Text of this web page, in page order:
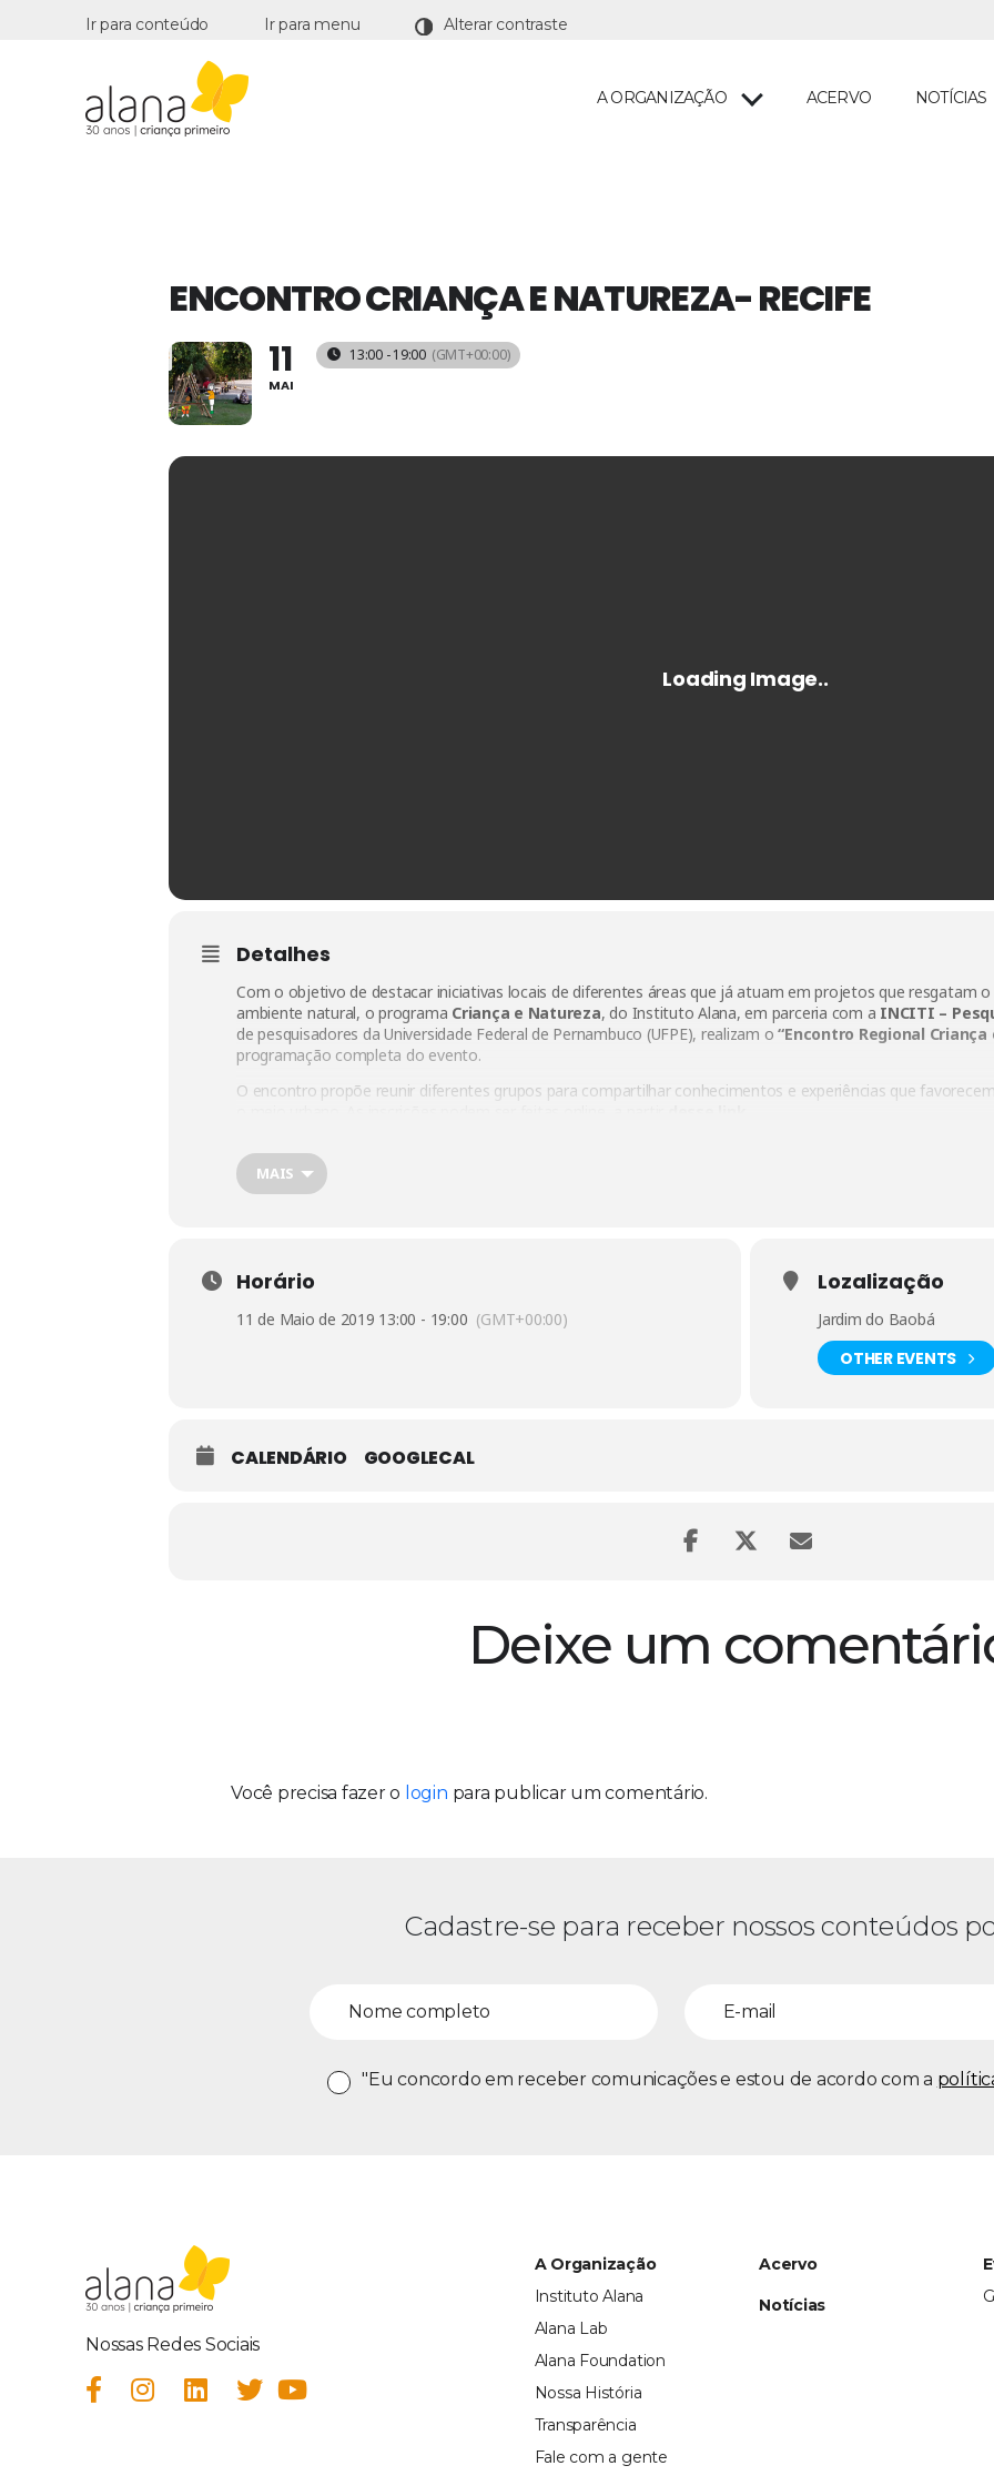
Ir para conteúdo Ir para menu
A ORGANIZAÇÃO ACERVO NOTÍCIAS
ENCONTRO CRIANÇA E NATUREZA- RECIFE
11
MAI
13:00 - 19:00 (GMT+00:00)
Detalhes
Com o objetivo de destacar iniciativas locais de diferentes áreas que já atuam em projetos que resgatam
ambiente natural, o programa Criança e Natureza, do Instituto Alana, em parceria com a INCITI –
de pesquisadores da Universidade Federal de Pernambuco (UFPE), realizam o “Encontro Regional Criança
programação completa do evento.
O encontro propõe reunir diferentes grupos para compartilhar conhecimentos e experiências que
MAIS
Horário
11 de Maio de 2019 13:00 - 19:00 (GMT+00:00)
Lozalização
Jardim do Baobá
OTHER EVENTS
CALENDÁRIO GOOGLECAL
Deixe um
Você precisa fazer o login para publicar um comentário.
Cadastre-se para receber nossos conteúdos
"Eu concordo em receber comunicações e estou de acordo com a
Nossas Redes Sociais
A Organização
Instituto Alana
Alana Lab
Alana Foundation
Nossa História
Transparência
Fale com a gente
Acervo
Notícias